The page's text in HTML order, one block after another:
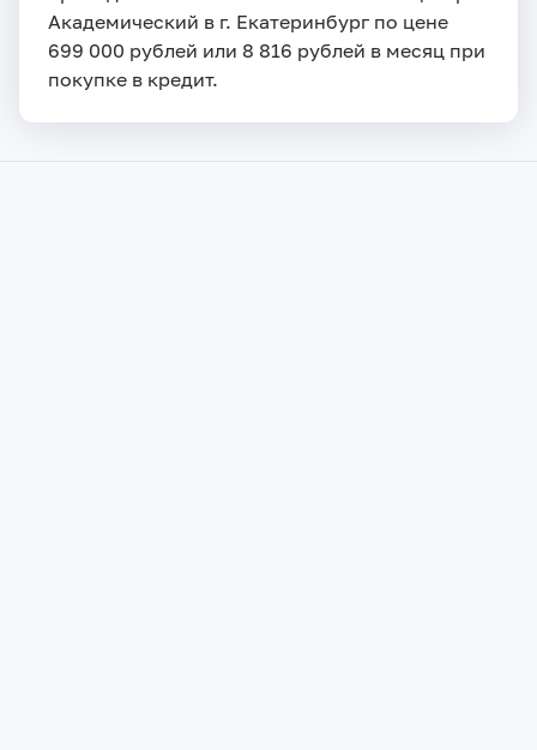
Академический в г. Екатеринбург по цене
699 000 рублей или 8 816 рублей в месяц при
покупке в кредит.